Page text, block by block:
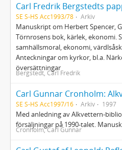
Carl Fredrik Bergstedts
SE S-HS Acc1993/78 Arkiv
Manuskript om Herbert Spencer,
Törnrosens bok, kärlek, ekonomi.
samhällsmoral, ekonomi,
Anteckningar om kyrkor, bl.a.
översättningar
Bergstedt, Carl Fredrik
SE S-HS Acc1997/16 Arkiv 1997
Med anledning av Alkvettern-
försäljningar på 1990-talet.
Cronholm, Carl Gunnar